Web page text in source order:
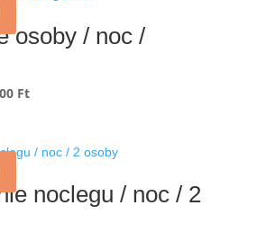
osoby / noc /
Ft.
FtAktualna
4990,00 Ft.
noclegu / noc / 2